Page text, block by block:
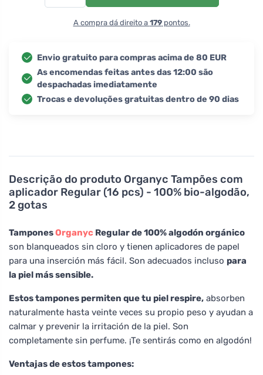
Descrição do produto Organyc Tampões com
aplicador Regular (16 pcs) - 100% bio-algodão,
2 gotas
TamponesOrganyc Regular de 100% algodón orgánico
son blanqueados sin cloro y tienen aplicadores de papel
para una inserción más fácil. Son adecuados incluso para
la piel más sensible.
Estos tampones permiten que tu piel respire, absorben
naturalmente hasta veinte veces su propio peso y ayudan a
calmar y prevenir la irritación de la piel. Son
completamente sin perfume. ¡Te sentirás como en algodón!
Ventajas de estos tampones:
A compra dá direito a 179pontos.
Envio gratuito para compras acima de 80 EUR
As encomendas feitas antes das 12:00 são
despachadas imediatamente
Trocas e devoluções gratuitas dentro de 90 dias